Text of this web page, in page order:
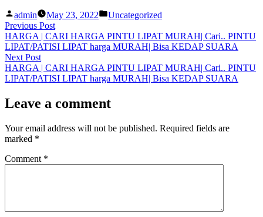
Posted
by
admin May 23, 2022
Posted
Uncategorized
Post
navigation
Previous PostPrevious
post:
HARGA | CARI HARGA PINTU LIPAT MURAH| Cari.. PINTU
LIPAT/PATISI LIPAT harga MURAH| Bisa KEDAP SUARA
Next PostNext
post:
HARGA | CARI HARGA PINTU LIPAT MURAH| Cari.. PINTU
LIPAT/PATISI LIPAT harga MURAH| Bisa KEDAP SUARA
Leave a comment
Your email address will not be published. Required fields are
marked *
Comment *